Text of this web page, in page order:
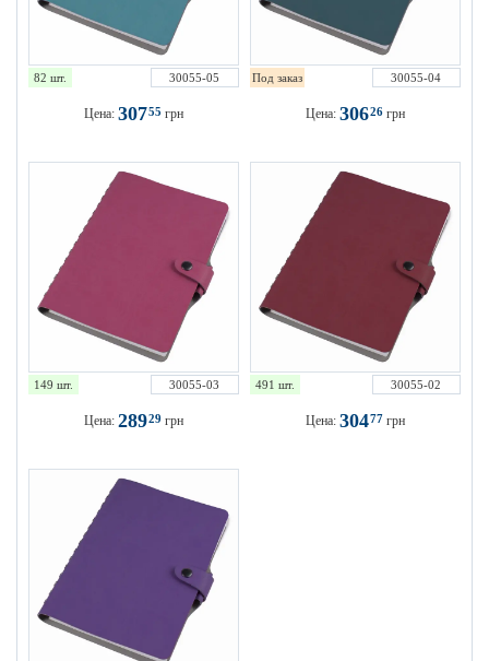
82 шт. 30055-05
Цена: 30755 грн
Под заказ 30055-04
Цена: 30626 грн
149 шт. 30055-03
Цена: 28929 грн
491 шт. 30055-02
Цена: 30477 грн